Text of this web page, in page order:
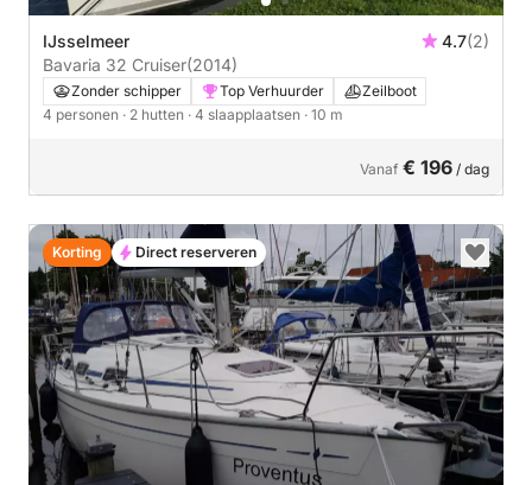
IJsselmeer 4.7(2)
Bavaria 32 Cruiser(2014)
Zonder schipper Top Verhuurder
Zeilboot
4 personen · 2 hutten · 4 slaapplaatsen · 10 m
Vanaf € 196 / dag
Korting Direct reserveren